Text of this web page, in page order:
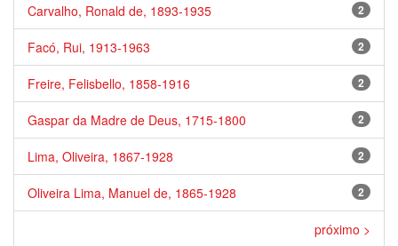
2
Carvalho, Ronald de, 1893-1935
2
Facó, Rui, 1913-1963
2
Freire, Felisbello, 1858-1916
2
Gaspar da Madre de Deus, 1715-1800
2
Lima, Oliveira, 1867-1928
2
Oliveira Lima, Manuel de, 1865-1928
próximo >